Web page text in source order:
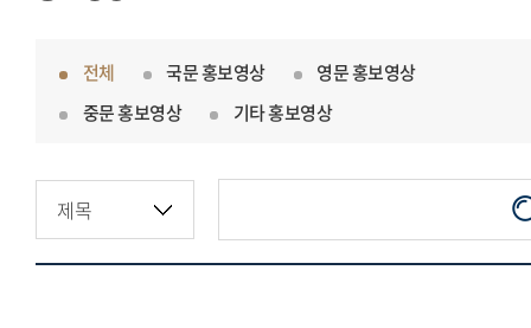
전체 국문 홍보영상
영문 홍보영상
중문 홍보영상
기타 홍보영상